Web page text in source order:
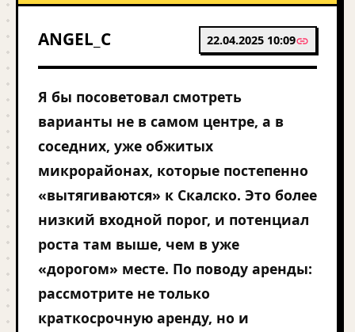
ANGEL_C 22.04.2025 10:09
Я бы посоветовал смотреть
варианты не в самом центре, а в
соседних, уже обжитых
микрорайонах, которые постепенно
«вытягиваются» к Скалско. Это более
низкий входной порог, и потенциал
роста там выше, чем в уже
«дорогом» месте. По поводу аренды:
рассмотрите не только
краткосрочную аренду, но и